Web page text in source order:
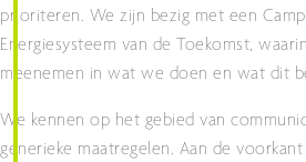
prioriteren. We zijn bezig met een
Energiesysteem van de Toekomst,
meenemen in wat we doen en wat dit
We kennen op het gebied van
generieke maatregelen. Aan de